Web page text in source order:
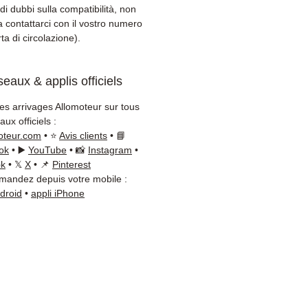
(Fedex /
/ DB Schenker)
clienti reattivo via
di un consiglio?
al+33 6 38 71 66 54
disponibile) — Lunedì a
9h-18h.
dubbi sulla compatibilità, non
contattarci con il vostro numero
di circolazione).
& applis officiels
arrivages Allomoteur sur tous
officiels :
• ⭐ Avis clients • 📘
• ▶️ YouTube • 📸 Instagram •
• 𝕏 X • 📌 Pinterest
depuis votre mobile :
• appli iPhone